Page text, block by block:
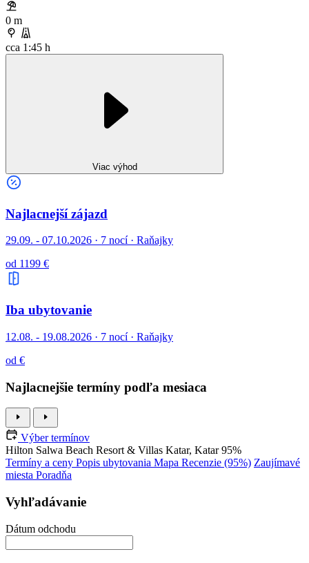
0 m
cca 1:45 h
Viac výhod
Najlacnejší zájazd
29.09. - 07.10.2026 · 7 nocí · Raňajky
od 1199 €
Iba ubytovanie
12.08. - 19.08.2026 · 7 nocí · Raňajky
od €
Najlacnejšie termíny podľa mesiaca
Výber termínov
Hilton Salwa Beach Resort & Villas Katar, Katar 95%
Termíny a ceny Popis ubytovania Mapa Recenzie (95%) Zaujímavé
miesta Poradňa
Vyhľadávanie
Dátum odchodu